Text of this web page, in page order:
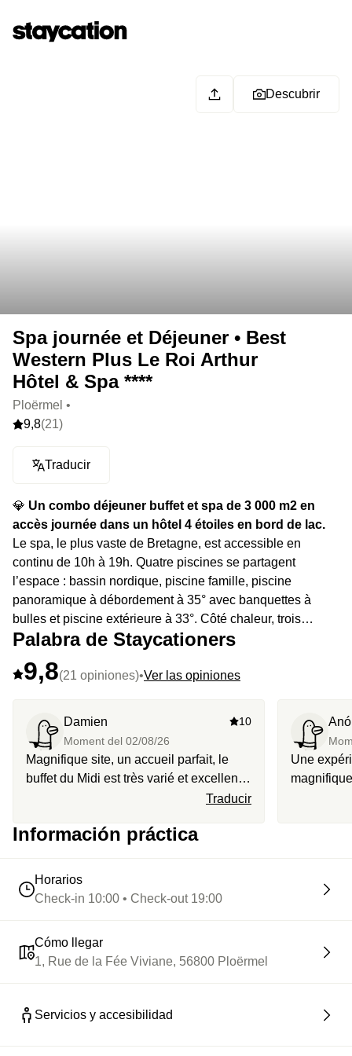
Descubrir
Spa journée et Déjeuner • Best
Western Plus Le Roi Arthur
Hôtel & Spa ****
Ploërmel •
9,8(21)
Traducir
💎 Un combo déjeuner buffet et spa de 3 000 m2 en
accès journée dans un hôtel 4 étoiles en bord de lac.
Le spa, le plus vaste de Bretagne, est accessible en
continu de 10h à 19h. Quatre piscines se partagent
l’espace : bassin nordique, piscine famille, piscine
panoramique à débordement à 35° avec banquettes à
bulles et piscine extérieure à 33°. Côté chaleur, trois
saunas : scandinave à 90°, sauna sur pilotis à 80° au-
hammam, un scrub spa, un labyrinthe de cascades
nids doubles, cabanes fermées, banquettes chauffantes. À
l’heure du déjeuner, le buffet prend le relais : entrées
froides, plats chauds, desserts, format libre avant de
Palabra de Staycationers
9,8(21 opiniones)•Ver las opiniones
Damien
Moment del 02/08/26
10
Magnifique site, un accueil parfait, le
buffet du Midi est très varié et excellent
ainsi que la pause goûter. Grâce à
vin offerts. Les espaces sont
se déranger.
Traducir
Une
Información práctica
Horarios
Check-in 10:00 • Check-out 19:00
Cómo llegar
1, Rue de la Fée Viviane, 56800 Ploërmel
Servicios y accesibilidad